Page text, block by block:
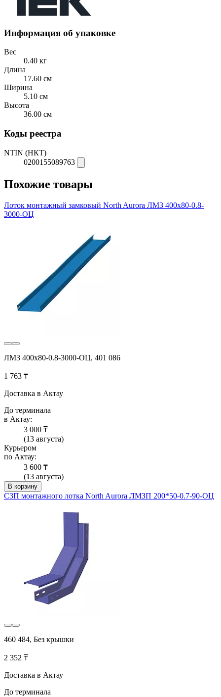
Информация об упаковке
Вес
0.40 кг
Длина
17.60 см
Ширина
5.10 см
Высота
36.00 см
Коды реестра
NTIN (НКТ)
0200155089763
Похожие товары
Лоток монтажный замковый North Aurora ЛМЗ 400x80-0.8-
3000-ОЦ
ЛМЗ 400x80-0.8-3000-ОЦ, 401 086
1 763 ₸
Доставка в Актау
До терминала
в Актау:
3 000 ₸
(13 августа)
Курьером
по Актау:
3 600 ₸
(13 августа)
В корзину
СЗП монтажного лотка North Aurora ЛМЗП 200*50-0.7-90-ОЦ
460 484, Без крышки
2 352 ₸
Доставка в Актау
До терминала